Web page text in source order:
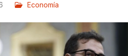
Economía